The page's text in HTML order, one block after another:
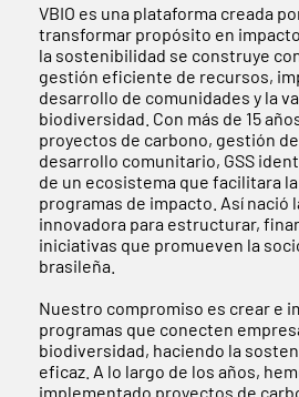
VBIO es una plataforma creada
transformar propósito en
la sostenibilidad se construye
gestión eficiente de recursos,
desarrollo de comunidades y la
biodiversidad. Con más de 15
proyectos de carbono, gestión
desarrollo comunitario, GSS
de un ecosistema que facilitara
programas de impacto. Así nació
innovadora para estructurar,
iniciativas que promueven la
brasileña.
Nuestro compromiso es crear e
programas que conecten
biodiversidad, haciendo la
eficaz. A lo largo de los años,
implementado proyectos de